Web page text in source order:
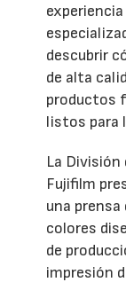
descubrir
de alta
productos
listos para
La División
Fujifilm
una
colores
de
impresión